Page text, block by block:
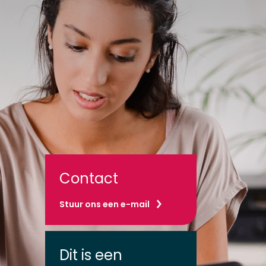
Contact
Stuur ons een e-mail
Dit is een